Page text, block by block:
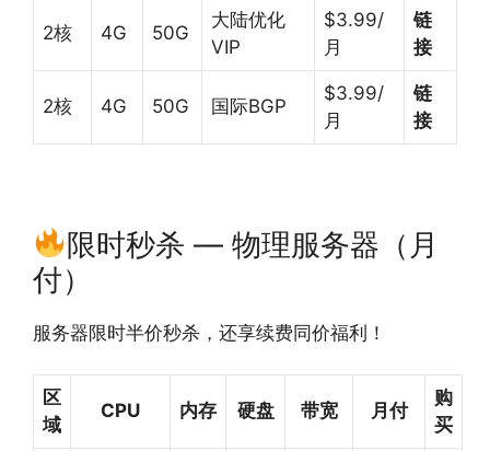
2核 4G 50G
大陆优化
VIP
$3.99/
月
链
接
2核 4G 50G 国际BGP
$3.99/
月
链
接
限时秒杀 — 物理服务器（月
付）
服务器限时半价秒杀，还享续费同价福利！
区
域
CPU 内存 硬盘 带宽 月付
购
买